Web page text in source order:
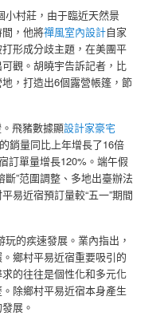
小村莊，由于臨近天然景
，他將禪風室內設計自家
形成分歧主題，在美團平
觀。胡曉宇告訴記者，比
，打造出6個露營帳篷，節
飛豬數據顯設計家豪宅
銷量同比上年增長了16倍
訂單量增長120%。端午假
斷”范圍調整、多地出臺辦法
易近宿預訂量較“五一”期間
的疾速發展。業內指出，
鄉村平易近宿重要吸引的
的往往是個性化和多元化
除鄉村平易近宿本身產生
展。